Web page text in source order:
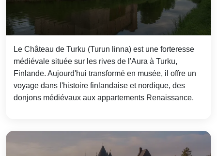
Le Château de Turku (Turun linna) est une forteresse
médiévale située sur les rives de l'Aura à Turku,
Finlande. Aujourd'hui transformé en musée, il offre un
voyage dans l'histoire finlandaise et nordique, des
donjons médiévaux aux appartements Renaissance.